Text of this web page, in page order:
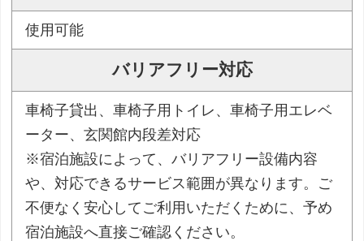
使用可能
バリアフリー対応
車椅子貸出、車椅子用トイレ、車椅子用エレベ
ーター、玄関館内段差対応
※宿泊施設によって、バリアフリー設備内容
や、対応できるサービス範囲が異なります。ご
不便なく安心してご利用いただくために、予め
宿泊施設へ直接ご確認ください。